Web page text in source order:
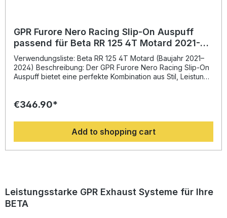
GPR Furore Nero Racing Slip-On Auspuff
passend für Beta RR 125 4T Motard 2021-
2024
Verwendungsliste: Beta RR 125 4T Motard (Baujahr 2021–
2024) Beschreibung: Der GPR Furore Nero Racing Slip-On
Auspuff bietet eine perfekte Kombination aus Stil, Leistung
Rennerfahrung, überzeugt diese Auspuffanlage durch
reduziertes Gewicht im Vergleich zur Serienanlage.
Dadurch profitieren Sie von einer dynamischeren
Gasannahme und einem satten, sportlichen Klang, der das
Fahrerlebnis intensiviert.Dank Plug-&-Play-Montage erfolgt
Performance sicherzustellen. Der Hersteller ist DIN-
zertifiziert und steht somit für eine gleichbleibend hohe
Produktqualität. Der Auspuff wird mit passender
€346.90*
Add to shopping cart
Leistungsstarke GPR Exhaust Systeme für Ihre
BETA